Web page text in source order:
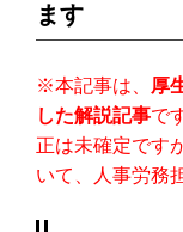
ます
※本記事は、 厚
した解説記事で
正は未確定です
いて、人事労務